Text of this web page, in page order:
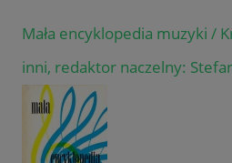
Mała encyklopedia muzyki /
inni, redaktor naczelny: